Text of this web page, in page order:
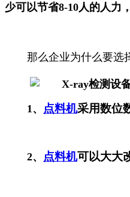
少可以节省8-10人的人力
那么企业为什么要选
1、 点料机采用数位
2、 点料机可以大大